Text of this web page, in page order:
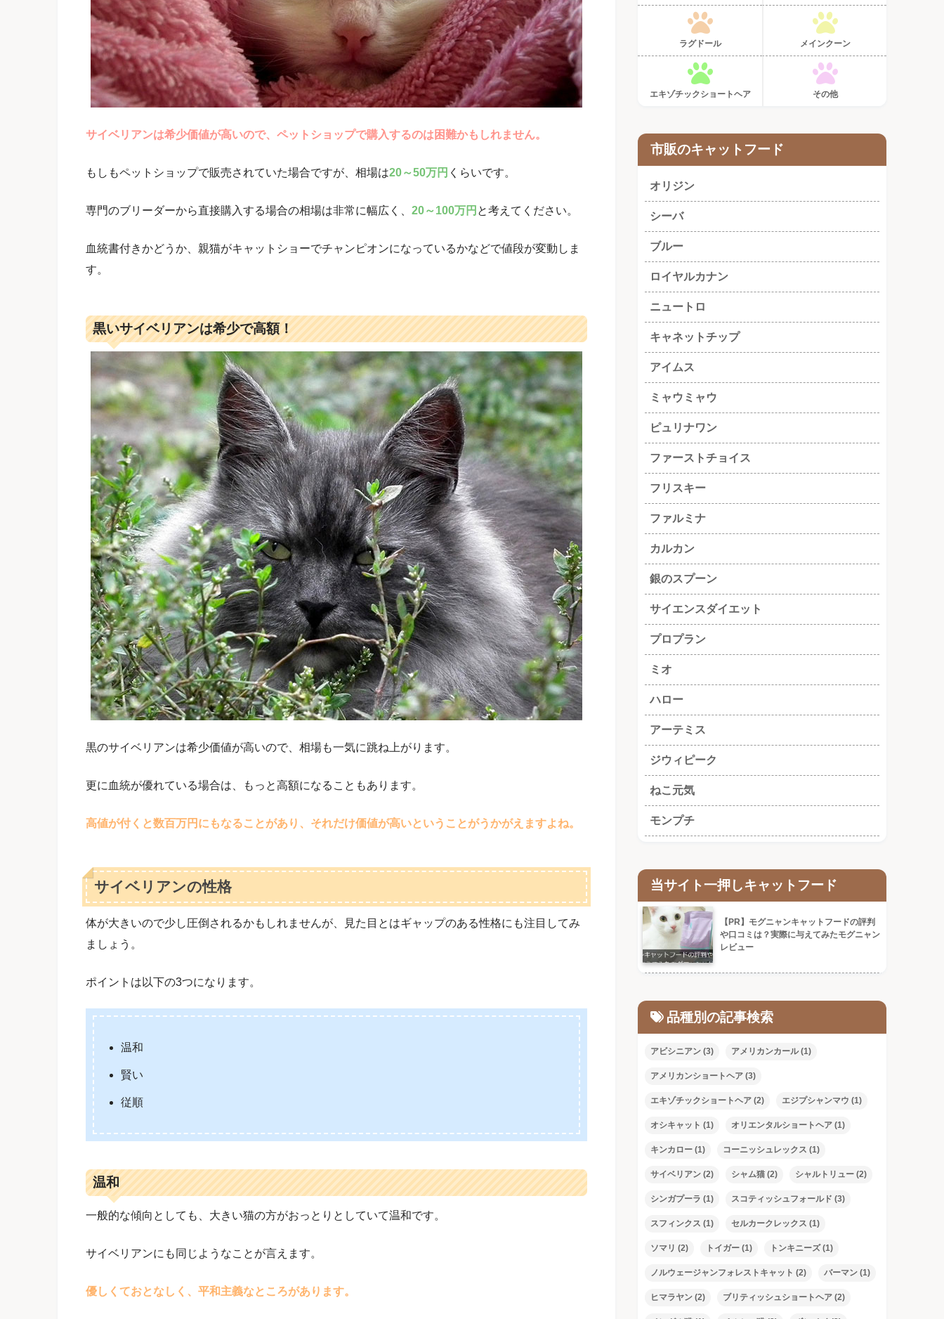
サイベリアンは希少価値が高いので、ペットショップで購入するのは困難かもしれません。
もしもペットショップで販売されていた場合ですが、相場は20～50万円 くらいです。
専門のブリーダーから直接購入する場合の相場は非常に幅広く、 20～100万円 と考えてください。
血統書付きかどうか、親猫がキャットショーでチャンピオンになっているかなどで値段が変動しま
す。
黒いサイベリアンは希少で高額！
黒のサイベリアンは希少価値が高いので、相場も一気に跳ね上がります。
更に血統が優れている場合は、もっと高額になることもあります。
高値が付くと数百万円にもなることがあり、それだけ価値が高いということがうかがえますよね。
サイベリアンの性格
体が大きいので少し圧倒されるかもしれませんが、見た目とはギャップのある性格にも注目してみ
ましょう。
ポイントは以下の3つになります。
温和
賢い
従順
温和
一般的な傾向としても、大きい猫の方がおっとりとしていて温和です。
サイベリアンにも同じようなことが言えます。
優しくておとなしく、平和主義なところがあります。
ラグドール メインクーン
エキゾチックショートヘア その他
市販のキャットフード
オリジン
シーバ
ブルー
ロイヤルカナン
ニュートロ
キャネットチップ
アイムス
ミャウミャウ
ピュリナワン
ファーストチョイス
フリスキー
ファルミナ
カルカン
銀のスプーン
サイエンスダイエット
プロプラン
ミオ
ハロー
アーテミス
ジウィピーク
ねこ元気
モンプチ
当サイト一押しキャットフード
【PR】モグニャンキャットフードの評判
や口コミは？実際に与えてみたモグニャン
レビュー
品種別の記事検索
アビシニアン (3) アメリカンカール(1)
アメリカンショートヘア (3)
エキゾチックショートヘア (2) エジプシャンマウ (1)
オシキャット (1) オリエンタルショートヘア (1)
キンカロー (1) コーニッシュレックス (1)
サイベリアン (2) シャム猫 (2) シャルトリュー (2)
シンガプーラ (1) スコティッシュフォールド (3)
スフィンクス (1) セルカークレックス (1)
ソマリ (2) トイガー (1) トンキニーズ(1)
ノルウェージャンフォレストキャット (2) バーマン (1)
ヒマラヤン (2) ブリティッシュショートヘア (2)